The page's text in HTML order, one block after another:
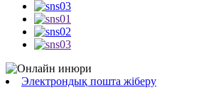
Электрондық пошта жіберу